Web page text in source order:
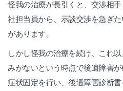
怪我の治療が長引くと、交渉相
社担当員から、示談交渉を急ぎ
があります。
しかし怪我の治療を続け、これ
みがないという時点で後遺障害
症状固定を行い、後遺障害診断